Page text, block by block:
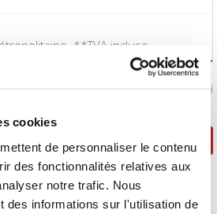
cookies
de personnaliser le contenu
des fonctionnalités relatives aux
notre trafic. Nous
des informations sur l'utilisation de
**TVA incluse.
conditions générales de vente: Oui
Passer la commande